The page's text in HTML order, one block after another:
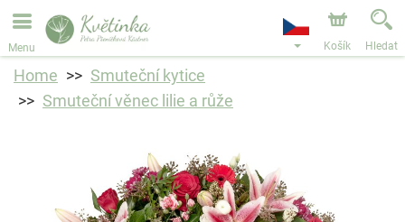
Objednávky přes e-shop přijímáme. Nejbližší možné
doručení je od 11.8.2026 z důvodu dovolené.
Menu Košík Hledat
Home
Smuteční kytice
Smuteční věnec lilie a růže